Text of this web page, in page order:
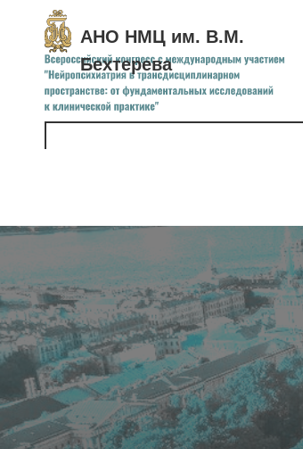
АНО НМЦ им. В.М.
Бехтерева